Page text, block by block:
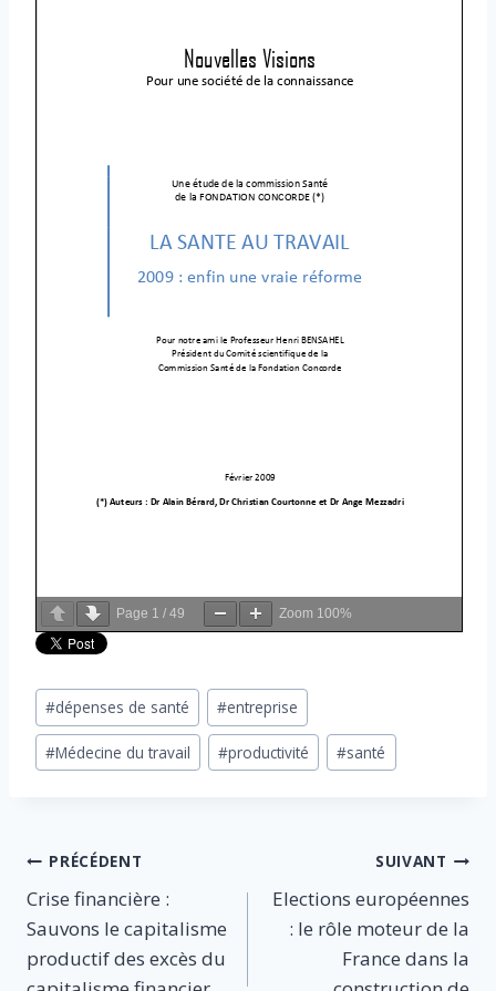
Page 1 / 49 Zoom 100%
Étiquettes
de
la
#dépenses de santé #entreprise
#Médecine du travail #productivité #santé
Navigation
de
l’article
PRÉCÉDENT
Crise financière :
Sauvons le capitalisme
productif des excès du
SUIVANT
Elections européennes
: le rôle moteur de la
France dans la